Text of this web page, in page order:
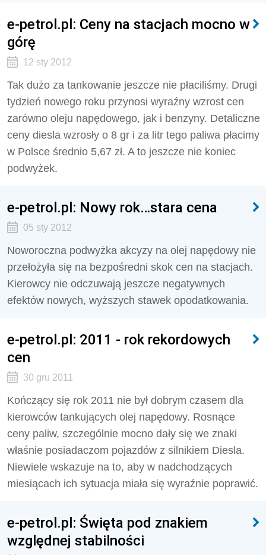
e-petrol.pl: Ceny na stacjach mocno w
górę
12 sty 2012
Tak dużo za tankowanie jeszcze nie płaciliśmy. Drugi
tydzień nowego roku przynosi wyraźny wzrost cen
zarówno oleju napędowego, jak i benzyny. Detaliczne
ceny diesla wzrosły o 8 gr i za litr tego paliwa płacimy
w Polsce średnio 5,67 zł. A to jeszcze nie koniec
podwyżek.
e-petrol.pl: Nowy rok…stara cena
05 sty 2012
Noworoczna podwyżka akcyzy na olej napędowy nie
przełożyła się na bezpośredni skok cen na stacjach.
Kierowcy nie odczuwają jeszcze negatywnych
efektów nowych, wyższych stawek opodatkowania.
e-petrol.pl: 2011 - rok rekordowych
cen
30 gru 2011
Kończący się rok 2011 nie był dobrym czasem dla
kierowców tankujących olej napędowy. Rosnące
ceny paliw, szczególnie mocno dały się we znaki
właśnie posiadaczom pojazdów z silnikiem Diesla.
Niewiele wskazuje na to, aby w nadchodzących
miesiącach ich sytuacja miała się wyraźnie poprawić.
e-petrol.pl: Święta pod znakiem
względnej stabilności